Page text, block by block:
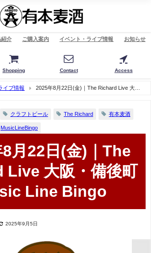
介 ご購入案内 イベント・ライブ情報 お知らせ
Shopping Contact Access
イブ情報
2025年8月22日(金)｜The Richard Live 大
クラフトビール The Richard 有本麦酒
MusicLineBingo
月22日(金)｜The
Live 大阪・備後町
Line Bingo
2025年9月5日